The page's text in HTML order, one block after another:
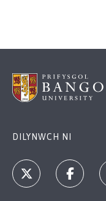
DILYNWCH NI